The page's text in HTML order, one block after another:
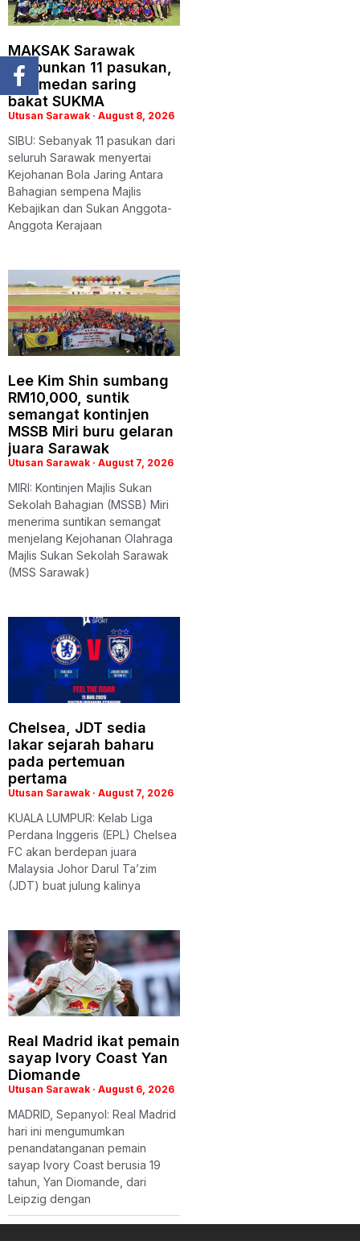
MAKSAK Sarawak
himpunkan 11 pasukan,
jadi medan saring
bakat SUKMA
Utusan Sarawak August 8, 2026
SIBU: Sebanyak 11 pasukan dari
seluruh Sarawak menyertai
Kejohanan Bola Jaring Antara
Bahagian sempena Majlis
Kebajikan dan Sukan Anggota-
Anggota Kerajaan
Lee Kim Shin sumbang
RM10,000, suntik
semangat kontinjen
MSSB Miri buru gelaran
juara Sarawak
Utusan Sarawak August 7, 2026
MIRI: Kontinjen Majlis Sukan
Sekolah Bahagian (MSSB) Miri
menerima suntikan semangat
menjelang Kejohanan Olahraga
Majlis Sukan Sekolah Sarawak
(MSS Sarawak)
Chelsea, JDT sedia
lakar sejarah baharu
pada pertemuan
pertama
Utusan Sarawak August 7, 2026
KUALA LUMPUR: Kelab Liga
Perdana Inggeris (EPL) Chelsea
FC akan berdepan juara
Malaysia Johor Darul Ta’zim
(JDT) buat julung kalinya
Real Madrid ikat pemain
sayap Ivory Coast Yan
Diomande
Utusan Sarawak August 6, 2026
MADRID, Sepanyol: Real Madrid
hari ini mengumumkan
penandatanganan pemain
sayap Ivory Coast berusia 19
tahun, Yan Diomande, dari
Leipzig dengan